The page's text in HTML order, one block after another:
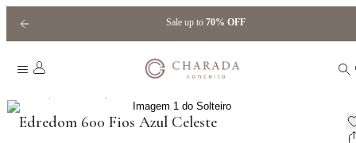
Sale up to 70% OFF
Edredom 600 Fios Azul Celeste